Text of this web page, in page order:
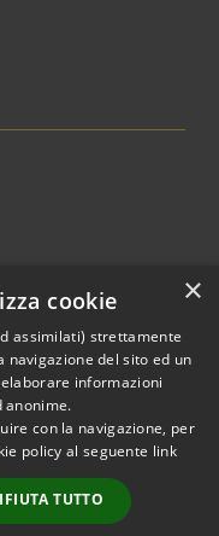
© 2026 • Comune di
Terme • Powered
Municipium
Accesso
redazione
×
cookie
assimilati) strettamente
navigazione del sito ed un
informazioni
anonime.
con la navigazione, per
policy al seguente link
TUTTO